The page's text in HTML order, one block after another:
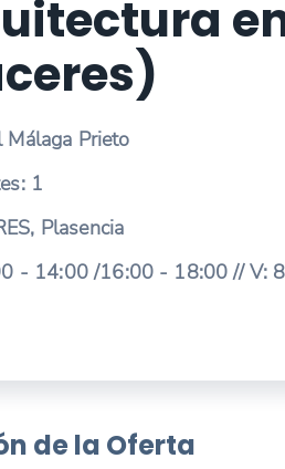
Málaga Prieto
1
Plasencia
- 14:00 /16:00 - 18:00 // V:
de la Oferta